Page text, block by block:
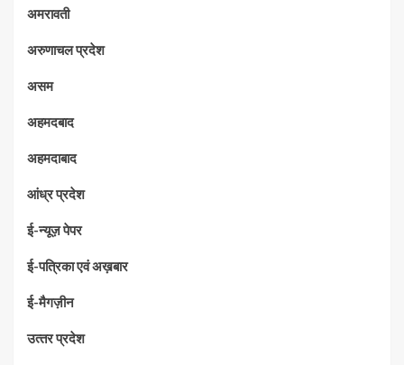
अमरावती
अरुणाचल प्रदेश
असम
अहमदबाद
अहमदाबाद
आंध्र प्रदेश
ई-न्यूज़ पेपर
ई-पत्रिका एवं अख़बार
ई-मैगज़ीन
उत्‍तर प्रदेश